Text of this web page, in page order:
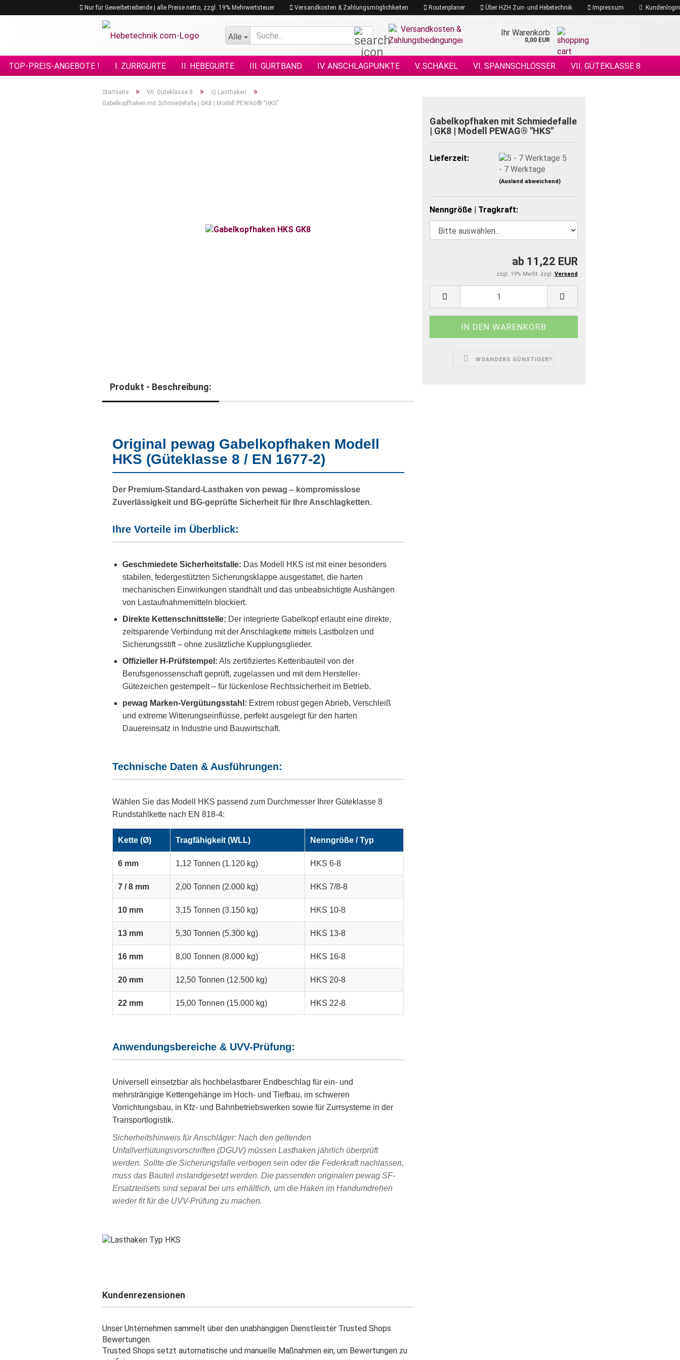
Nur für Gewerbetreibende | alle Preise netto, zzgl. 19% Mehrwertsteuer Versandkosten & Zahlungsmöglichkeiten Routenplaner Über HZH Zurr- und Hebetechnik Impressum Kundenlogin
Alle
Suche... Ihr Warenkorb
0,00 EUR
TOP-PREIS-ANGEBOTE ! I. ZURRGURTE II. HEBEGURTE III. GURTBAND IV. ANSCHLAGPUNKTE V. SCHÄKEL VI. SPANNSCHLÖSSER VII. GÜTEKLASSE 8
XV. EDELSTAHL - ANSCHLAGMITTEL XVI. FORSTPROGRAMM XVII. PLANEN & NETZE
Startseite » VII. Güteklasse 8 » c) Lasthaken »
Gabelkopfhaken mit Schmiedefalle | GK8 | Modell PEWAG® "HKS"
Gabelkopfhaken mit Schmiedefalle
| GK8 | Modell PEWAG® "HKS"
Lieferzeit:
5
- 7 Werktage
(Ausland abweichend)
Nenngröße | Tragkraft:
ab 11,22 EUR
zzgl. 19% MwSt. zzgl. Versand
WOANDERS GÜNSTIGER?
Produkt - Beschreibung:
Original pewag Gabelkopfhaken Modell
HKS (Güteklasse 8 / EN 1677-2)
Der Premium-Standard-Lasthaken von pewag – kompromisslose
Zuverlässigkeit und BG-geprüfte Sicherheit für Ihre Anschlagketten.
Ihre Vorteile im Überblick:
Geschmiedete Sicherheitsfalle: Das Modell HKS ist mit einer besonders
stabilen, federgestützten Sicherungsklappe ausgestattet, die harten
mechanischen Einwirkungen standhält und das unbeabsichtigte Aushängen
von Lastaufnahmemitteln blockiert.
Direkte Kettenschnittstelle: Der integrierte Gabelkopf erlaubt eine direkte,
zeitsparende Verbindung mit der Anschlagkette mittels Lastbolzen und
Sicherungsstift – ohne zusätzliche Kupplungsglieder.
Offizieller H-Prüfstempel: Als zertifiziertes Kettenbauteil von der
Berufsgenossenschaft geprüft, zugelassen und mit dem Hersteller-
Gütezeichen gestempelt – für lückenlose Rechtssicherheit im Betrieb.
pewag Marken-Vergütungsstahl: Extrem robust gegen Abrieb, Verschleiß
und extreme Witterungseinflüsse, perfekt ausgelegt für den harten
Dauereinsatz in Industrie und Bauwirtschaft.
Technische Daten & Ausführungen:
Wählen Sie das Modell HKS passend zum Durchmesser Ihrer Güteklasse 8
Rundstahlkette nach EN 818-4:
Kette (Ø) Tragfähigkeit (WLL) Nenngröße / Typ
6 mm 1,12 Tonnen (1.120 kg) HKS 6-8
7 / 8 mm 2,00 Tonnen (2.000 kg) HKS 7/8-8
10 mm 3,15 Tonnen (3.150 kg) HKS 10-8
13 mm 5,30 Tonnen (5.300 kg) HKS 13-8
16 mm 8,00 Tonnen (8.000 kg) HKS 16-8
20 mm 12,50 Tonnen (12.500 kg) HKS 20-8
22 mm 15,00 Tonnen (15.000 kg) HKS 22-8
Anwendungsbereiche & UVV-Prüfung:
Universell einsetzbar als hochbelastbarer Endbeschlag für ein- und
mehrsträngige Kettengehänge im Hoch- und Tiefbau, im schweren
Vorrichtungsbau, in Kfz- und Bahnbetriebswerken sowie für Zurrsysteme in der
Transportlogistik.
Sicherheitshinweis für Anschläger: Nach den geltenden
Unfallverhütungsvorschriften (DGUV) müssen Lasthaken jährlich überprüft
werden. Sollte die Sicherungsfalle verbogen sein oder die Federkraft nachlassen,
muss das Bauteil instandgesetzt werden. Die passenden originalen pewag SF-
Ersatzteilsets sind separat bei uns erhältlich, um die Haken im Handumdrehen
wieder fit für die UVV-Prüfung zu machen.
Kundenrezensionen
Unser Unternehmen sammelt über den unabhängigen Dienstleister Trusted Shops
Bewertungen.
Trusted Shops setzt automatische und manuelle Maßnahmen ein, um Bewertungen zu